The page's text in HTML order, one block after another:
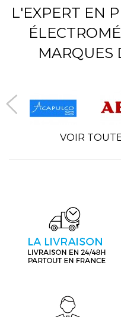
L'EXPERT EN
MARQUES
VOIR